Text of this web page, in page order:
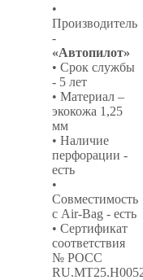
•
Производитель
-
«Автопилот»
• Срок службы
- 5 лет
• Материал –
экокожа 1,25
мм
• Наличие
перфорации -
есть
•
Совместимость
с Air-Bag - есть
• Сертификат
соответствия
№ РОСС